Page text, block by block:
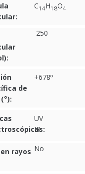
C14H18O4
250
de
+678º
UV
IR
rayos No